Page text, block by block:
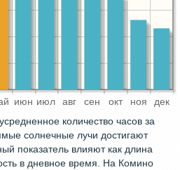
июн июл авг сен окт ноя дек
количество часов за
солнечные лучи достигают
показатель влияют как длина
в дневное время. На Комино